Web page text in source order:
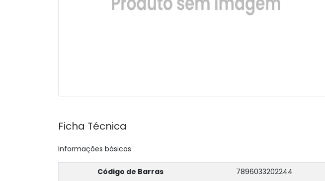
Ficha Técnica
Informações básicas
Código de Barras
7896033202244